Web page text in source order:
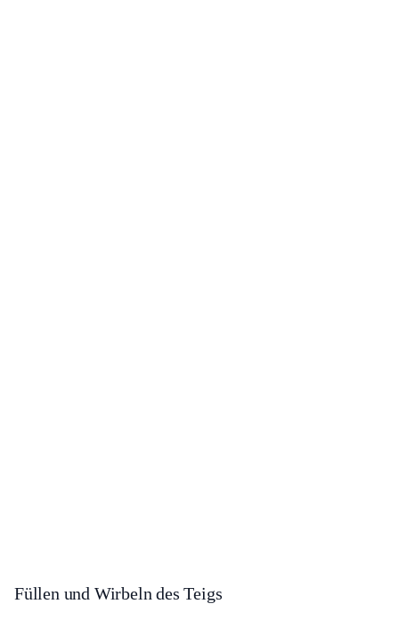
Füllen und Wirbeln des Teigs